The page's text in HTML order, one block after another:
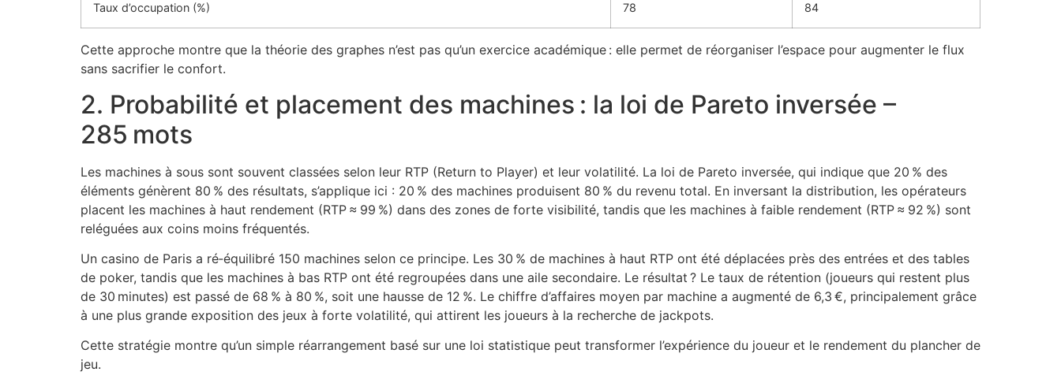
Taux d’occupation (%) 78 84
Cette approche montre que la théorie des graphes n’est pas qu’un exercice académique : elle permet de réorganiser l’espace pour augmenter le flux
sans sacrifier le confort.
2. Probabilité et placement des machines : la loi de Pareto inversée –
285 mots
Les machines à sous sont souvent classées selon leur RTP (Return to Player) et leur volatilité. La loi de Pareto inversée, qui indique que 20 % des
éléments génèrent 80 % des résultats, s’applique ici : 20 % des machines produisent 80 % du revenu total. En inversant la distribution, les opérateurs
placent les machines à haut rendement (RTP ≈ 99 %) dans des zones de forte visibilité, tandis que les machines à faible rendement (RTP ≈ 92 %) sont
reléguées aux coins moins fréquentés.
Un casino de Paris a ré‑équilibré 150 machines selon ce principe. Les 30 % de machines à haut RTP ont été déplacées près des entrées et des tables
de poker, tandis que les machines à bas RTP ont été regroupées dans une aile secondaire. Le résultat ? Le taux de rétention (joueurs qui restent plus
de 30 minutes) est passé de 68 % à 80 %, soit une hausse de 12 %. Le chiffre d’affaires moyen par machine a augmenté de 6,3 €, principalement grâce
à une plus grande exposition des jeux à forte volatilité, qui attirent les joueurs à la recherche de jackpots.
Cette stratégie montre qu’un simple réarrangement basé sur une loi statistique peut transformer l’expérience du joueur et le rendement du plancher de
jeu.